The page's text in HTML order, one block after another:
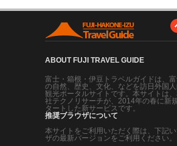
ABOUT FUJI TRAVEL GUIDE
富士・箱根・伊豆トラベルガイドは、
の自然、歴史、文化、などを訪日外国
観光ポータルサイトです。本サイトは
社テクノリサーチが、2014年の春に新
タートした新サービスです。
推奨ブラウザについて
本サイトをご利用いただく際は、下記
ザの最新バージョンをご利用ください。